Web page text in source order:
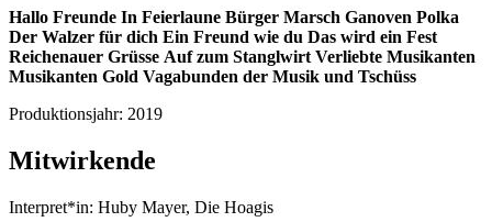
Hallo Freunde In Feierlaune Bürger Marsch Ganoven Polka
Der Walzer für dich Ein Freund wie du Das wird ein Fest
Reichenauer Grüsse Auf zum Stanglwirt Verliebte Musikanten
Musikanten Gold Vagabunden der Musik und Tschüss
Produktionsjahr: 2019
Mitwirkende
Interpret*in: Huby Mayer, Die Hoagis